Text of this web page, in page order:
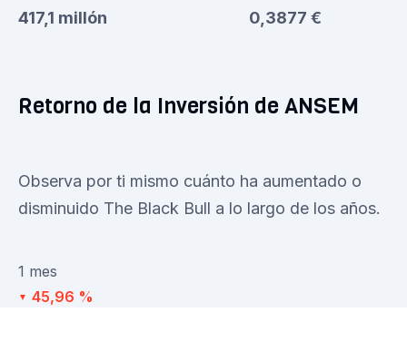
417,1 millón 0,3877 €
Retorno de la Inversión de ANSEM
Observa por ti mismo cuánto ha aumentado o
disminuido The Black Bull a lo largo de los años.
1 mes
▼ 45,96 %